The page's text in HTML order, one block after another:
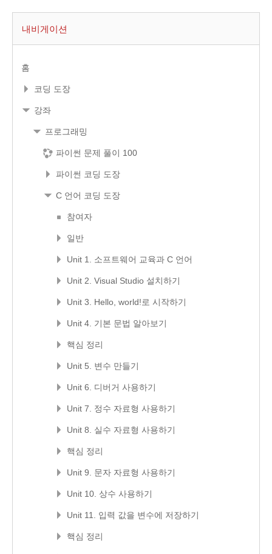
내비게이션
홈
코딩 도장
강좌
프로그래밍
파이썬 문제 풀이 100
파이썬 코딩 도장
C 언어 코딩 도장
참여자
일반
Unit 1. 소프트웨어 교육과 C 언어
Unit 2. Visual Studio 설치하기
Unit 3. Hello, world!로 시작하기
Unit 4. 기본 문법 알아보기
핵심 정리
Unit 5. 변수 만들기
Unit 6. 디버거 사용하기
Unit 7. 정수 자료형 사용하기
Unit 8. 실수 자료형 사용하기
핵심 정리
Unit 9. 문자 자료형 사용하기
Unit 10. 상수 사용하기
Unit 11. 입력 값을 변수에 저장하기
핵심 정리